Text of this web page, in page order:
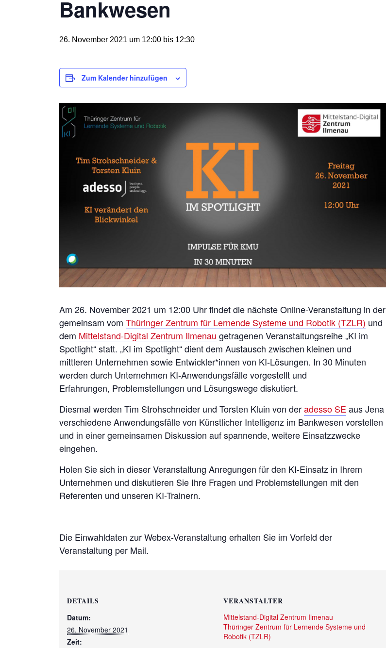
Bankwesen
26. November 2021 um 12:00 bis 12:30
Am 26. November 2021 um 12:00 Uhr findet die nächste Online-Veranstaltung in der
gemeinsam vom Thüringer Zentrum für Lernende Systeme und Robotik (TZLR) und
dem Mittelstand-Digital Zentrum Ilmenau getragenen Veranstaltungsreihe „KI im
Spotlight“ statt. „KI im Spotlight“ dient dem Austausch zwischen kleinen und
mittleren Unternehmen sowie Entwickler*innen von KI-Lösungen. In 30 Minuten
werden durch Unternehmen KI-Anwendungsfälle vorgestellt und
Erfahrungen, Problemstellungen und Lösungswege diskutiert.
Diesmal werden Tim Strohschneider und Torsten Kluin von deradesso SE aus Jena
verschiedene Anwendungsfälle von Künstlicher Intelligenz im Bankwesen vorstellen
und in einer gemeinsamen Diskussion auf spannende, weitere Einsatzzwecke
eingehen.
Holen Sie sich in dieser Veranstaltung Anregungen für den KI-Einsatz in Ihrem
Unternehmen und diskutieren Sie Ihre Fragen und Problemstellungen mit den
Referenten und unseren KI-Trainern.
Die Einwahldaten zur Webex-Veranstaltung erhalten Sie im Vorfeld der
Veranstaltung per Mail.
Zum Kalender hinzufügen
DETAILS
Datum:
26. November 2021
Zeit:
VERANSTALTER
Mittelstand-Digital Zentrum Ilmenau
Thüringer Zentrum für Lernende Systeme und
Robotik (TZLR)